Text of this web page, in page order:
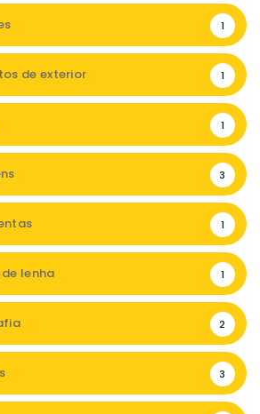
1
de exterior 1
1
3
1
lenha 1
2
3